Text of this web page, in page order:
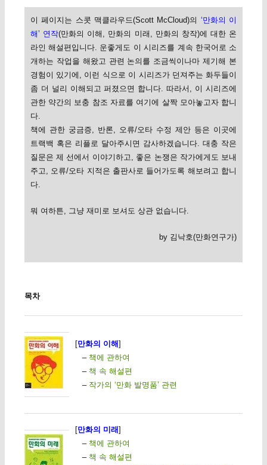
이 페이지는 스콧 맥클라우드(Scott McCloud)의 ‘만화의 이
해’ 연작(만화의 이해, 만화의 미래, 만화의 창작)에 대한 온
라인 해설편입니다. 운좋게도 이 시리즈를 계속 한국어로 소
개하는 작업을 해왔고 관련 논의를 조금씩이나마 제기해 본
경험이 있기에, 이런 식으로 이 시리즈가 던져주는 화두들이
좀 더 널리 이해되고 퍼졌으면 합니다. 따라서, 이 시리즈에
관한 약간의 보충 참조 자료를 여기에 살짝 모아놓고자 합니
다.
책에 관한 궁금증, 반론, 오류/오타 수정 제안 등은 이곳에
트랙백 혹은 리플로 달아주시면 감사하겠습니다. 대충 작은
질문은 제 선에서 이야기하고, 좋은 논쟁은 작가에게도 보내
주고, 오류/오타 지적은 출판사로 들어가도록 해보려고 합니
다.
뭐 여하튼, 그냥 재미로 보셔도 상관 없습니다.
by 김낙호(만화연구가)
목차
[만화의 이해]
– 책에 관하여
– 책 속 해설편
– 작가의 ‘만화 발명품’ 관련
[만화의 미래]
– 책에 관하여
– 책 속 해설편